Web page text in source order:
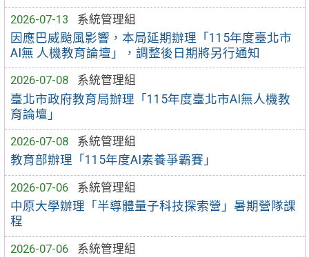
2026-07-13
系統管理組
因應巴威颱風影響，本局延期辦理「115年度臺北市
AI無 人機教育論壇」，調整後日期將另行通知
2026-07-08
系統管理組
臺北市政府教育局辦理「115年度臺北市AI無人機教
育論壇」
2026-07-08
系統管理組
教育部辦理「115年度AI素養爭霸賽」
2026-07-06
系統管理組
中原大學辦理「半導體量子科技探索營」暑期營隊課
程
2026-07-06
系統管理組